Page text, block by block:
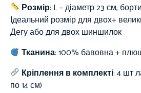
Розмір: L – діаметр 23 см,
Ідеальний розмір для двох+
Дегу або для двох шиншилок
Тканина:100% бавовна +
Кріплення в комплекті: 4 шт
по 14 см)